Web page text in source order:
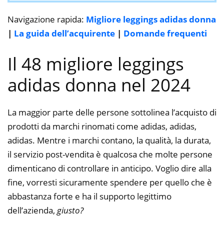
Navigazione rapida: Migliore leggings adidas donna
| La guida dell’acquirente | Domande frequenti
Il 48 migliore leggings
adidas donna nel 2024
La maggior parte delle persone sottolinea l’acquisto di
prodotti da marchi rinomati come adidas, adidas,
adidas. Mentre i marchi contano, la qualità, la durata,
il servizio post-vendita è qualcosa che molte persone
dimenticano di controllare in anticipo. Voglio dire alla
fine, vorresti sicuramente spendere per quello che è
abbastanza forte e ha il supporto legittimo
dell’azienda, giusto?